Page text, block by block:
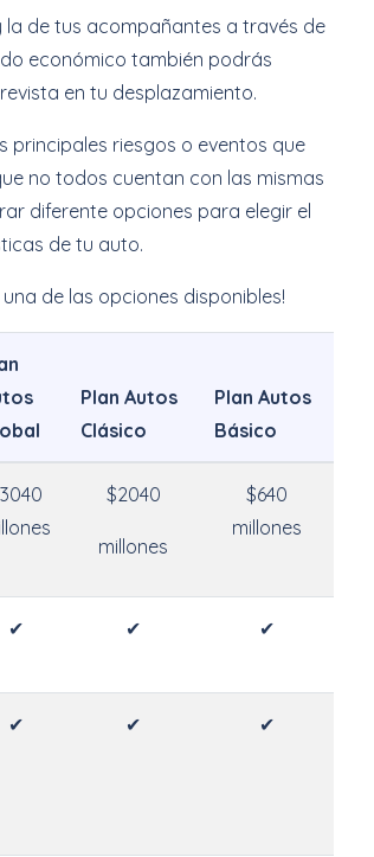
de tus acompañantes a través de
económico también podrás
en tu desplazamiento.
riesgos o eventos que
no todos cuentan con las mismas
diferente opciones para elegir el
de tu auto.
de las opciones disponibles!
Plan Autos
Clásico
Plan Autos
Básico
$2040
millones
$640
millones
✔ ✔ ✔
✔ ✔ ✔